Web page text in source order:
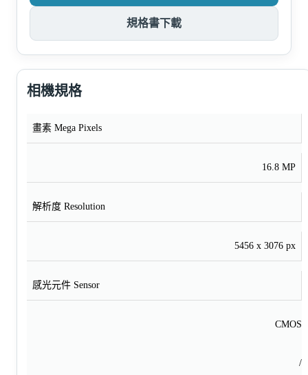
規格書下載
相機規格
畫素 Mega Pixels
16.8 MP
解析度 Resolution
5456 x 3076 px
感光元件 Sensor
CMOS
/